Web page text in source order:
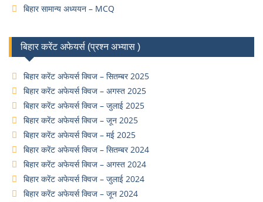
बिहार सामान्य अध्ययन – MCQ
बिहार करेंट अफेयर्स (प्रश्न अभ्यास )
बिहार करेंट अफेयर्स क्विज – सितम्बर 2025
बिहार करेंट अफेयर्स क्विज – अगस्त 2025
बिहार करेंट अफेयर्स क्विज – जुलाई 2025
बिहार करेंट अफेयर्स क्विज – जून 2025
बिहार करेंट अफेयर्स क्विज – मई 2025
बिहार करेंट अफेयर्स क्विज – सितम्बर 2024
बिहार करेंट अफेयर्स क्विज – अगस्त 2024
बिहार करेंट अफेयर्स क्विज – जुलाई 2024
बिहार करेंट अफेयर्स क्विज – जून 2024